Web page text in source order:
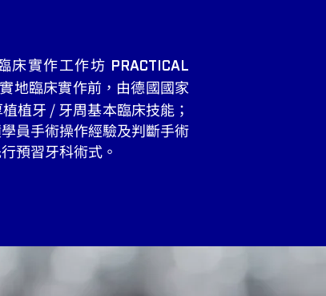
床實作工作坊
PRACTICAL
地臨床實作前，由德國國家
植牙 / 牙周基本臨床技能；
員手術操作經驗及判斷手術
預習牙科術式。